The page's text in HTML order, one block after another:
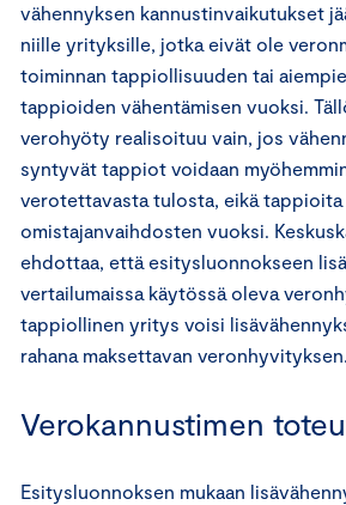
vähennyksen kannustinvaikutukset
niille yrityksille, jotka eivät ole
toiminnan tappiollisuuden tai
tappioiden vähentämisen vuoksi.
verohyöty realisoituu vain, jos
syntyvät tappiot voidaan
verotettavasta tulosta, eikä
omistajanvaihdosten vuoksi.
ehdottaa, että esitysluonnokseen
vertailumaissa käytössä oleva
tappiollinen yritys voisi
rahana maksettavan veronhyvityksen.
Verokannustimen
Esitysluonnoksen mukaan